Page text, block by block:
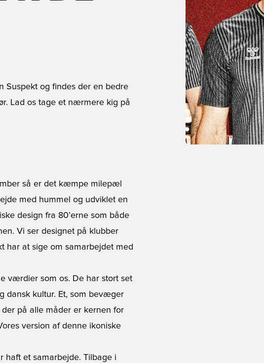
Suspekt og findes der en bedre
Lad os tage et nærmere kig på
så er det kæmpe milepæl
med hummel og udviklet en
design fra 80’erne som både
Vi ser designet på klubber
har at sige om samarbejdet med
værdier som os. De har stort set
dansk kultur. Et, som bevæger
på alle måder er kernen for
version af denne ikoniske
haft et samarbejde. Tilbage i